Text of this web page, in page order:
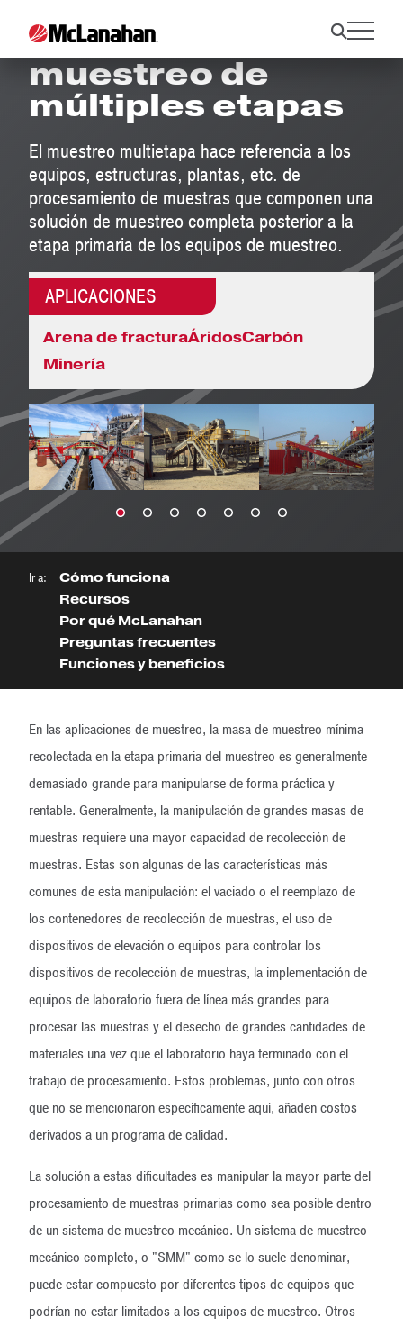
Sistemas de
muestreo de
múltiples etapas
El muestreo multietapa hace referencia a los
equipos, estructuras, plantas, etc. de
procesamiento de muestras que componen una
solución de muestreo completa posterior a la
etapa primaria de los equipos de muestreo.
APLICACIONES
Arena de fracturaÁridosCarbón
Minería
Ir a:
Cómo funciona
Recursos
Por qué McLanahan
Preguntas frecuentes
Funciones y beneficios
En las aplicaciones de muestreo, la masa de muestreo mínima
recolectada en la etapa primaria del muestreo es generalmente
demasiado grande para manipularse de forma práctica y
rentable. Generalmente, la manipulación de grandes masas de
muestras requiere una mayor capacidad de recolección de
muestras. Estas son algunas de las características más
comunes de esta manipulación: el vaciado o el reemplazo de
los contenedores de recolección de muestras, el uso de
dispositivos de elevación o equipos para controlar los
dispositivos de recolección de muestras, la implementación de
equipos de laboratorio fuera de línea más grandes para
procesar las muestras y el desecho de grandes cantidades de
materiales una vez que el laboratorio haya terminado con el
trabajo de procesamiento. Estos problemas, junto con otros
que no se mencionaron específicamente aquí, añaden costos
derivados a un programa de calidad.
La solución a estas dificultades es manipular la mayor parte del
procesamiento de muestras primarias como sea posible dentro
de un sistema de muestreo mecánico. Un sistema de muestreo
mecánico completo, o "SMM" como se lo suele denominar,
puede estar compuesto por diferentes tipos de equipos que
podrían no estar limitados a los equipos de muestreo. Otros